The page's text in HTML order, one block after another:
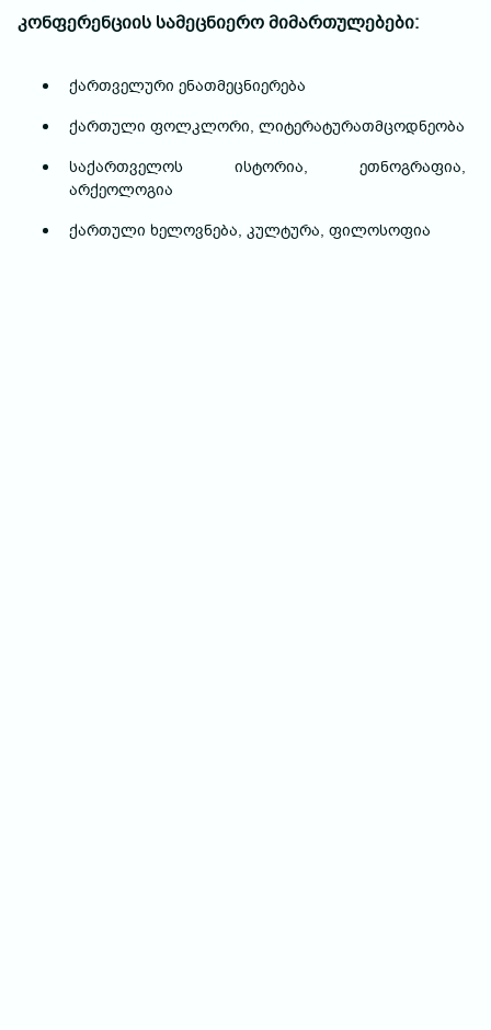
კონფერენციის სამეცნიერო მიმართულებები:
ქართველური ენათმეცნიერება
ქართული ფოლკლორი, ლიტერატურათმცოდნეობა
საქართველოს ისტორია, ეთნოგრაფია,
არქეოლოგია
ქართული ხელოვნება, კულტურა, ფილოსოფია